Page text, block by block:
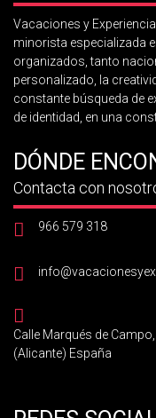
Vacaciones y
minorista especializada
organizados, tanto
personalizado, la
constante búsqueda de
de identidad, en una
DÓNDE
Contacta con
966 579 318
Calle Marqués de
(Alicante) España